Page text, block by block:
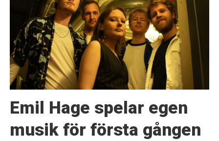
Emil Hage spelar egen
musik för första gången